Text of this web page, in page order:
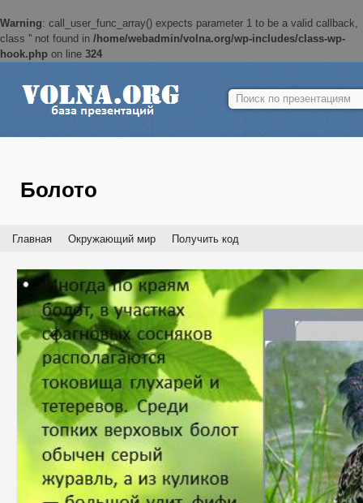
Warning: call_user_func_array() expects parameter 1 to be a valid callback,
class '' not found in /home/webadmin/volna.org/wp-includes/class-wp-
hook.php on line 324
Найти:
Болото
Главная Окружающий мир Получить код